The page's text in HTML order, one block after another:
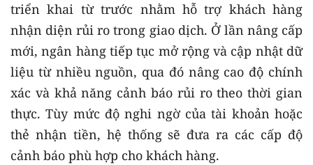
triển khai từ trước nhằm hỗ trợ khách hàng
nhận diện rủi ro trong giao dịch. Ở lần nâng cấp
mới, ngân hàng tiếp tục mở rộng và cập nhật dữ
liệu từ nhiều nguồn, qua đó nâng cao độ chính
xác và khả năng cảnh báo rủi ro theo thời gian
thực. Tùy mức độ nghi ngờ của tài khoản hoặc
thẻ nhận tiền, hệ thống sẽ đưa ra các cấp độ
cảnh báo phù hợp cho khách hàng.